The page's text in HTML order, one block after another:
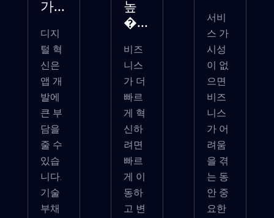
가...
디지
털 혁
신은
앱 개
발에
큰 부
담을
줄 수
있습
니다.
기술
부채
높
�...
비즈
니스
가 더
빠르
게 혁
신하
려면
빠르
게 이
동하
고 변
서비
스 가
시성
이 없
으면
비즈
니스
가 어
려움
을 겪
는 동
안 중
요한